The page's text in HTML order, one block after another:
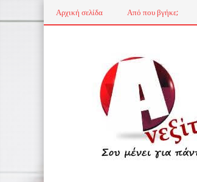
Αρχική σελίδα Από που βγήκε;